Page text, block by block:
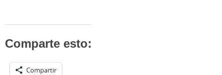
Comparte esto:
Compartir